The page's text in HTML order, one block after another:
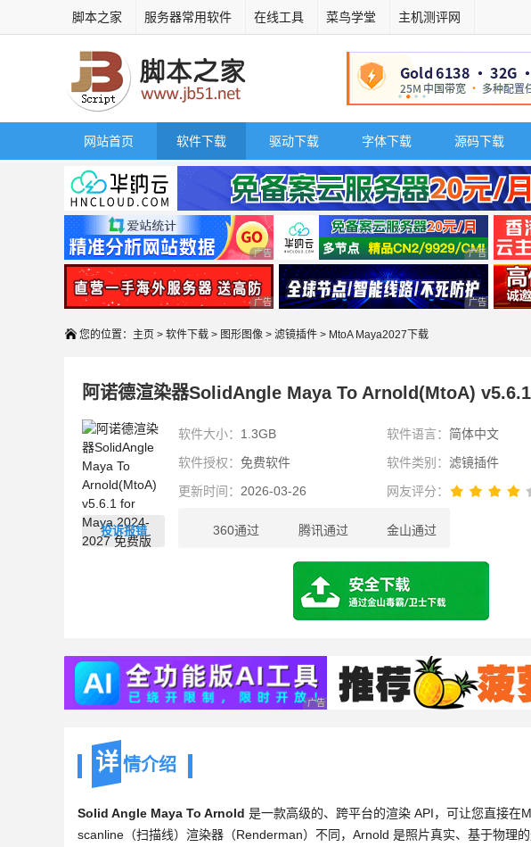
脚本之家 服务器常用软件 在线工具 菜鸟学堂 主机测评网
网站首页 软件下载 驱动下载 字体下载 源码下载
广告 商业广告，理性选择 广告 商业广告
广告 商业广告，理性选择 广告 商业广告
您的位置： 主页 > 软件下载 > 图形图像 > 滤镜插件 > MtoA Maya2027下载
阿诺德渲染器SolidAngle Maya To Arnold(MtoA)
投诉报错
软件大小： 1.3GB 软件语言： 简体中文
软件授权： 免费软件 软件类别： 滤镜插件
更新时间： 2026-03-26 网友评分：
360通过 腾讯通过 金山通过
广告 商业广告，理性选择
详 情介绍
Solid Angle Maya To Arnold 是一款高级的、跨平台的渲染 API，可让您直接在
scanline（扫描线）渲染器（Renderman）不同，Arnold 是照片真实、基于物理